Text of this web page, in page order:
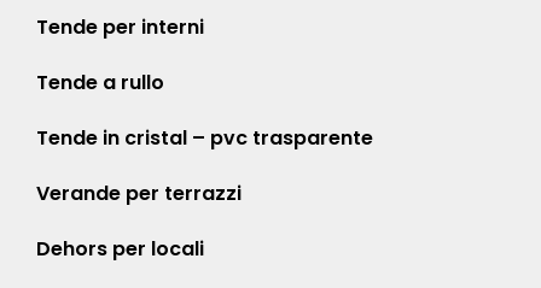
Tende per interni
Tende a rullo
Tende in cristal – pvc trasparente
Verande per terrazzi
Dehors per locali